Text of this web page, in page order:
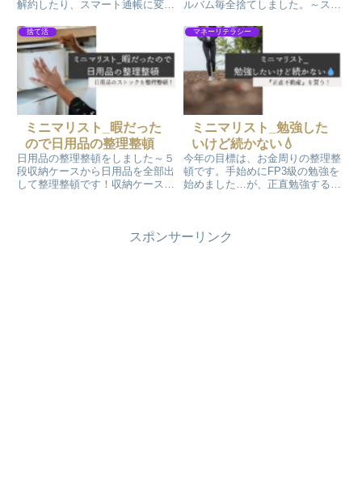
解約したり、スマート通帳に変更
銀行口座を開設しました！目的は
管理しやすくするためです。で
も…銀行口座解約って大変です💧
ルバム毎全捨てしました。～スッ
ScanSnapでスキャンしてPDFで
管理する準備をしました。見たい
時はパソコンで手軽に見ることが
できますので一石二鳥です。
捨て活
ミニマリスト_暇だった
ので日用品の整理整頓
日用品の整理整頓をしました～５
段収納ケースから日用品を全部出
して整理整頓です！収納ケースの
マネーリテラシー
ミニマリスト_勉強した
いけど続かない💧
今年の目標は、お金周りの整理整
頓です。手始めにFP3級の勉強を
始めました…が、正直勉強するコ
で、自身を奮い立たせるために、
スポンサーリンク